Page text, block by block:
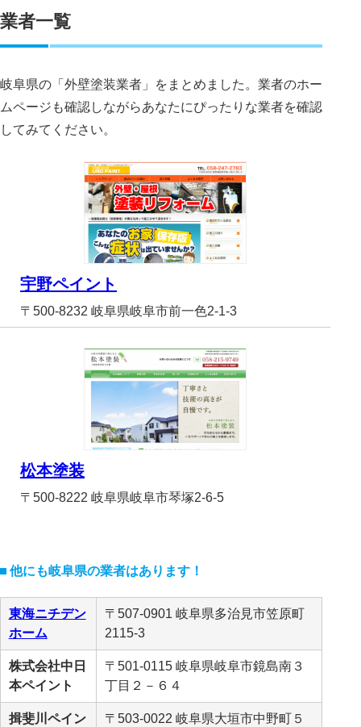
業者一覧
岐阜県の「外壁塗装業者」をまとめました。業者のホー
ムページも確認しながらあなたにぴったりな業者を確認
してみてください。
宇野ペイント
〒500-8232 岐阜県岐阜市前一色2-1-3
松本塗装
〒500-8222 岐阜県岐阜市琴塚2-6-5
他にも岐阜県の業者はあります！
東海ニチデン
ホーム
〒507-0901 岐阜県多治見市笠原町
2115-3
株式会社中日
本ペイント
〒501-0115 岐阜県岐阜市鏡島南３
丁目２－６４
揖斐川ペイン
〒503-0022 岐阜県大垣市中野町５